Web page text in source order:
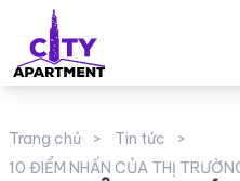
Trang chủ
Tin tức
10 ĐIỂM NHẤN CỦA THỊ